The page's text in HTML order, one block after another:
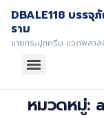
DBALE118 บรร
ราม
ขายกระปุกครีม ขวดพลา
หมวดหมู่: